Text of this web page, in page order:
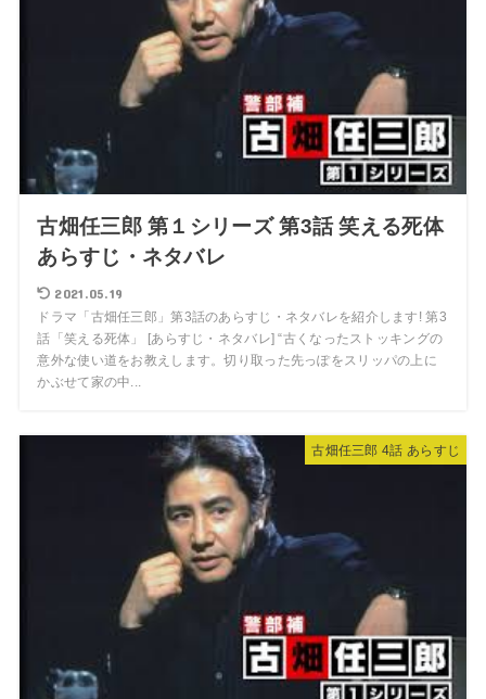
古畑任三郎 第１シリーズ 第3話 笑える死体
あらすじ・ネタバレ
2021.05.19
ドラマ「古畑任三郎」第3話のあらすじ・ネタバレを紹介します! 第3
話「笑える死体」 [あらすじ・ネタバレ] “古くなったストッキングの
意外な使い道をお教えします。切り取った先っぽをスリッパの上に
かぶせて家の中...
古畑任三郎 4話 あらすじ